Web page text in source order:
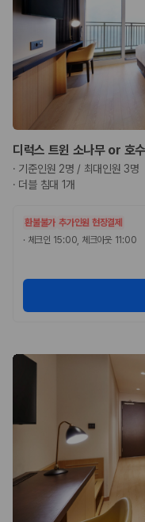
디럭스 트윈 소나무 or 호
· 기준인원 2명 / 최대인원 3명
· 더블 침대 1개
환불불가 추가인원 현장결제
· 체크인 15:00, 체크아웃 11:00